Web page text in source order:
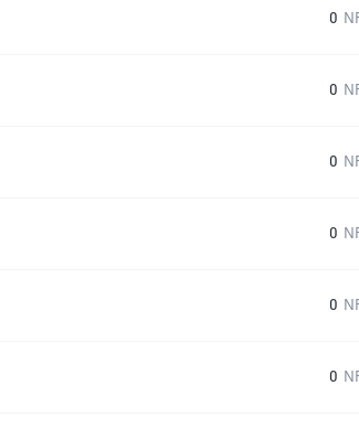
0
0
0
0
0
0